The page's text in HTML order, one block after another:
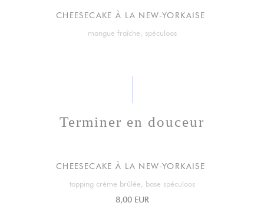
CHEESECAKE À LA NEW-YORKAISE
mangue fraîche, spéculoos
Terminer en douceur
CHEESECAKE À LA NEW-YORKAISE
topping crème brûlée, base spéculoos
8,00 EUR